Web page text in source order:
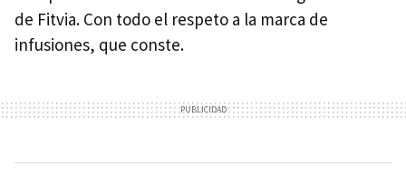
de Fitvia. Con todo el respeto a la marca de
infusiones, que conste.